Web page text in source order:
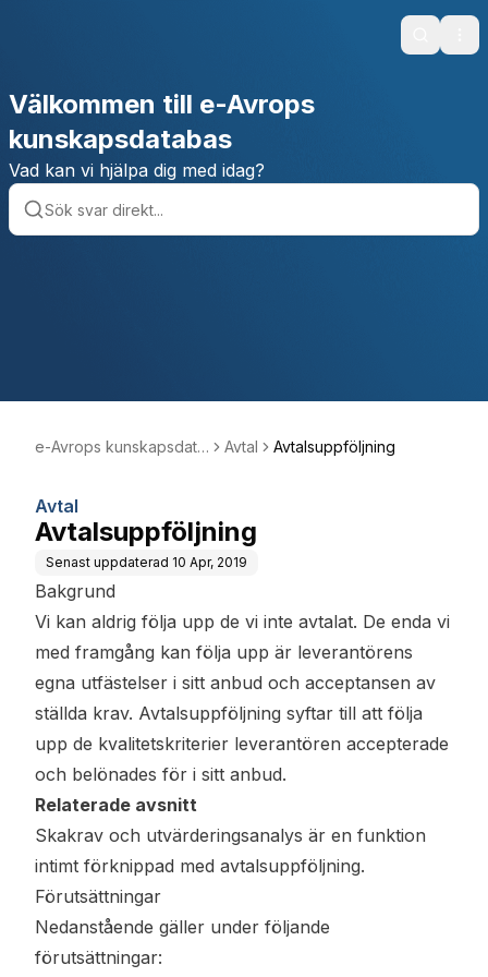
Search
Välkommen till e-Avrops
kunskapsdatabas
Vad kan vi hjälpa dig med idag?
e-Avrops kunskapsdata
Avtal Avtalsuppföljning
Avtal
Avtalsuppföljning
Senast uppdaterad 10 Apr, 2019
Bakgrund
Vi kan aldrig följa upp de vi inte avtalat. De enda vi
med framgång kan följa upp är leverantörens
egna utfästelser i sitt anbud och acceptansen av
ställda krav. Avtalsuppföljning syftar till att följa
upp de kvalitetskriterier leverantören accepterade
och belönades för i sitt anbud.
Relaterade avsnitt
Skakrav och utvärderingsanalys är en funktion
intimt förknippad med avtalsuppföljning.
Förutsättningar
Nedanstående gäller under följande
förutsättningar: